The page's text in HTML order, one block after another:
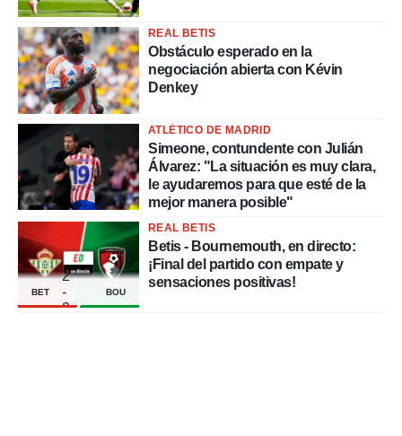
REAL BETIS
Obstáculo esperado en la
negociación abierta con Kévin
Denkey
ATLÉTICO DE MADRID
Simeone, contundente con Julián
Álvarez: "La situación es muy clara,
le ayudaremos para que esté de la
mejor manera posible"
BET
2
-
2
BOU
REAL BETIS
Betis - Bournemouth, en directo:
¡Final del partido con empate y
sensaciones positivas!